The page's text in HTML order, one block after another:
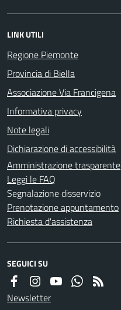
LINK UTILI
Regione Piemonte
Provincia di Biella
Associazione Via Francigena
Informativa privacy
Note legali
Dichiarazione di accessibilità
Amministrazione trasparente
Leggi le FAQ
Segnalazione disservizio
Prenotazione appuntamento
Richiesta d'assistenza
SEGUICI SU
Newsletter